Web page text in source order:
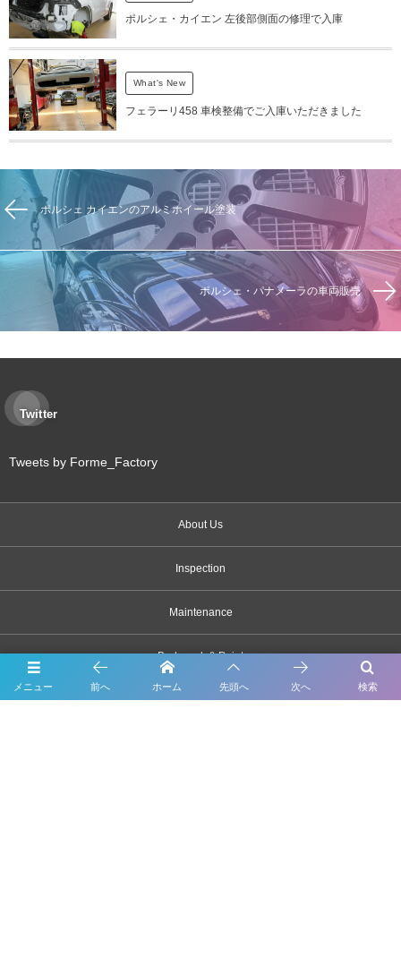
ポルシェ・カイエン 左後部側面の修理で入庫
What's New
フェラーリ458 車検整備でご入庫いただきました
ポルシェ カイエンのアルミホイール塗装
ポルシェ・パナメーラの車両販売
Twitter
Tweets by Forme_Factory
About Us
Inspection
Maintenance
Bodywork & Paint
Dress up
メニュー 検索
前へ ホーム 先頭へ 次へ